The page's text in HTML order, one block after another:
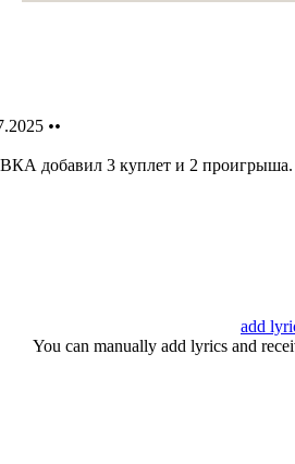
••
добавил 3 куплет и 2 проигрыша.
add
You can manually add lyrics and